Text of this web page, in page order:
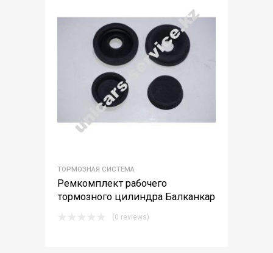
ТОРМОЗНАЯ СИСТЕМА
Ремкомплект рабочего
тормозного цилиндра Балканкар
(0 reviews)